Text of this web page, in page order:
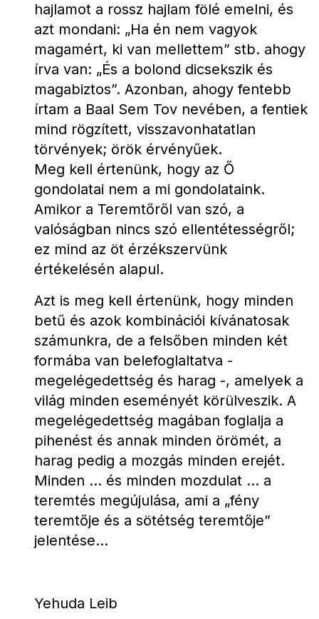
hajlamot a rossz hajlam fölé emelni, és
azt mondani: „Ha én nem vagyok
magamért, ki van mellettem” stb. ahogy
írva van: „És a bolond dicsekszik és
magabiztos”. Azonban, ahogy fentebb
írtam a Baal Sem Tov nevében, a fentiek
mind rögzített, visszavonhatatlan
törvények; örök érvényűek.
Meg kell értenünk, hogy az Ő
gondolatai nem a mi gondolataink.
Amikor a Teremtőről van szó, a
valóságban nincs szó ellentétességről;
ez mind az öt érzékszervünk
értékelésén alapul.
Azt is meg kell értenünk, hogy minden
betű és azok kombinációi kívánatosak
számunkra, de a felsőben minden két
formába van belefoglaltatva -
megelégedettség és harag -, amelyek a
világ minden eseményét körülveszik. A
megelégedettség magában foglalja a
pihenést és annak minden örömét, a
harag pedig a mozgás minden erejét.
Minden ... és minden mozdulat ... a
teremtés megújulása, ami a „fény
teremtője és a sötétség teremtője”
jelentése...
Yehuda Leib